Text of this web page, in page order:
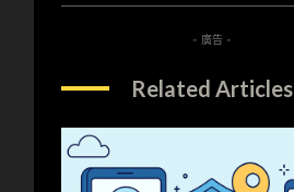
- 廣告 -
Related Articles